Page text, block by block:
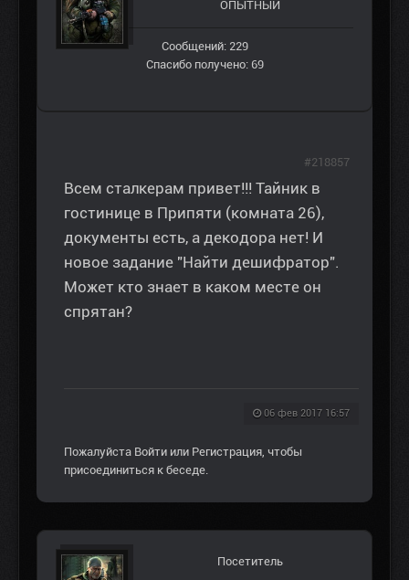
ОПЫТНЫЙ
Сообщений: 229
Спасибо получено: 69
Всем сталкерам привет!!! Тайник в
гостинице в Припяти (комната 26),
документы есть, а декодора нет! И
новое задание "Найти дешифратор".
Может кто знает в каком месте он
спрятан?
06 фев 2017 16:57
#218857
Пожалуйста Войти или Регистрация, чтобы
присоединиться к беседе.
Посетитель